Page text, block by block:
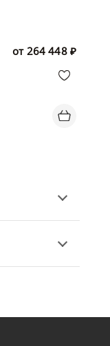
от 264 448 ₽